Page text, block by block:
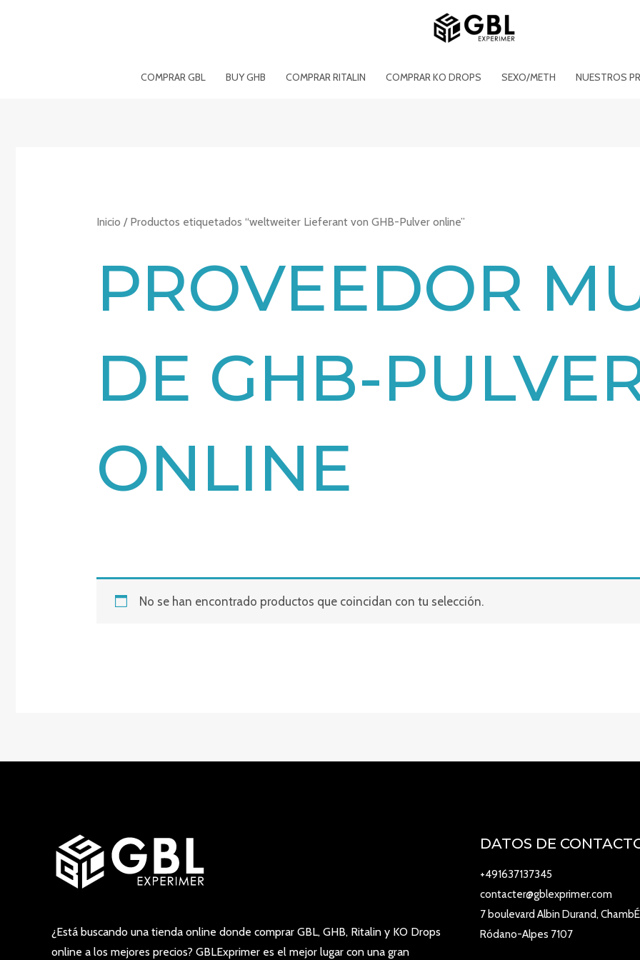
COMPRAR GBL BUY GHB COMPRAR RITALIN COMPRAR KO DROPS SEXO/METH NUESTROS
Inicio / Productos etiquetados “weltweiter Lieferant von GHB-Pulver online”
PROVEEDOR
DE GHB-
ONLINE
No se han encontrado productos que coincidan con tu selección.
¿Está buscando una tienda online donde comprar GBL, GHB, Ritalin y KO Drops
online a los mejores precios? GBLExprimer es el mejor lugar con una gran
DATOS DE
+491637137345
contacter@gblexprimer.com
7 boulevard Albin Durand,
Ródano-Alpes 7107